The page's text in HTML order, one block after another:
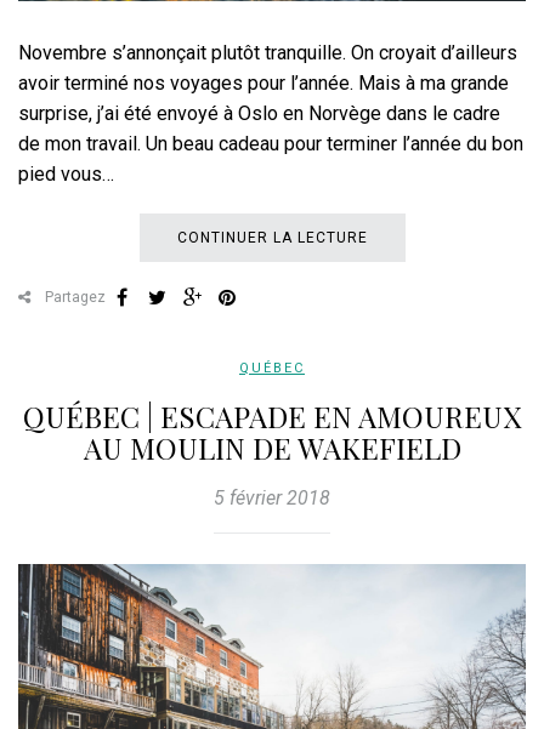
Novembre s’annonçait plutôt tranquille. On croyait d’ailleurs
avoir terminé nos voyages pour l’année. Mais à ma grande
surprise, j’ai été envoyé à Oslo en Norvège dans le cadre
de mon travail. Un beau cadeau pour terminer l’année du bon
pied vous…
CONTINUER LA LECTURE
Partagez
QUÉBEC
QUÉBEC | ESCAPADE EN AMOUREUX
AU MOULIN DE WAKEFIELD
5 février 2018